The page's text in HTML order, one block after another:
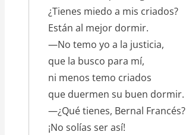
¿Tienes miedo a mis criados?
Están al mejor dormir.
—No temo yo a la justicia,
que la busco para mí,
ni menos temo criados
que duermen su buen dormir.
—¿Qué tienes, Bernal Francés?
¡No solías ser así!